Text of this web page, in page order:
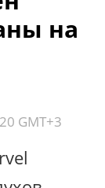
на
GMT+3